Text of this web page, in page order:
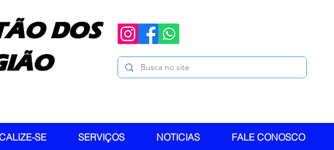
DOS
SE SERVIÇOS NOTICIAS FALE CONOSCO